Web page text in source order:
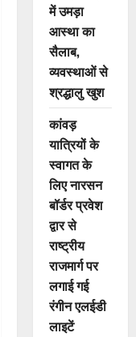
में उमड़ा
आस्था का
सैलाब,
व्यवस्थाओं से
श्रद्धालु खुश
कांवड़
यात्रियों के
स्वागत के
लिए नारसन
बॉर्डर प्रवेश
द्वार से
राष्ट्रीय
राजमार्ग पर
लगाई गई
रंगीन एलईडी
लाइटें